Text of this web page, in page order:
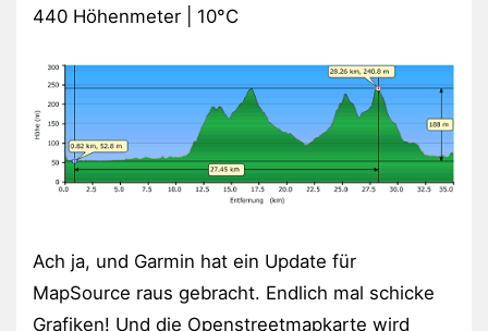
440 Höhenmeter | 10°C
Ach ja, und Garmin hat ein Update für
MapSource raus gebracht. Endlich mal schicke
Grafiken! Und die Openstreetmapkarte wird